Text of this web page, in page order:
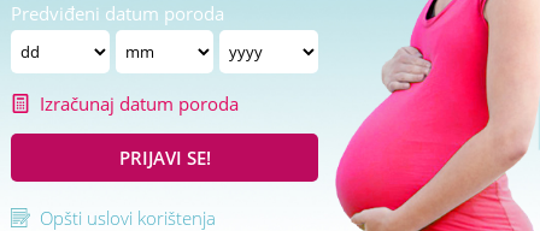
Predviđeni datum poroda
Izračunaj datum poroda
PRIJAVI SE!
Opšti uslovi korištenja